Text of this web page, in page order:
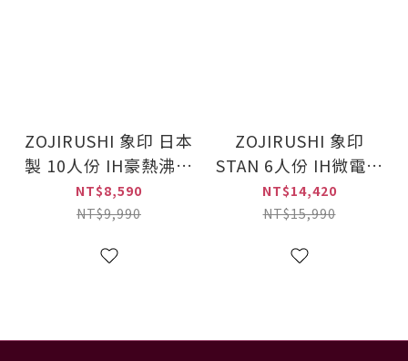
ZOJIRUSHI 象印 日本
製 10人份 IH豪熱沸騰
微電腦電子鍋(NH-
VCF18)
NT$8,590
NT$9,990
ZOJIRUSHI 象印
STAN 6人份 IH微電腦
電子鍋(NW-SAF10)
NT$14,420
NT$15,990